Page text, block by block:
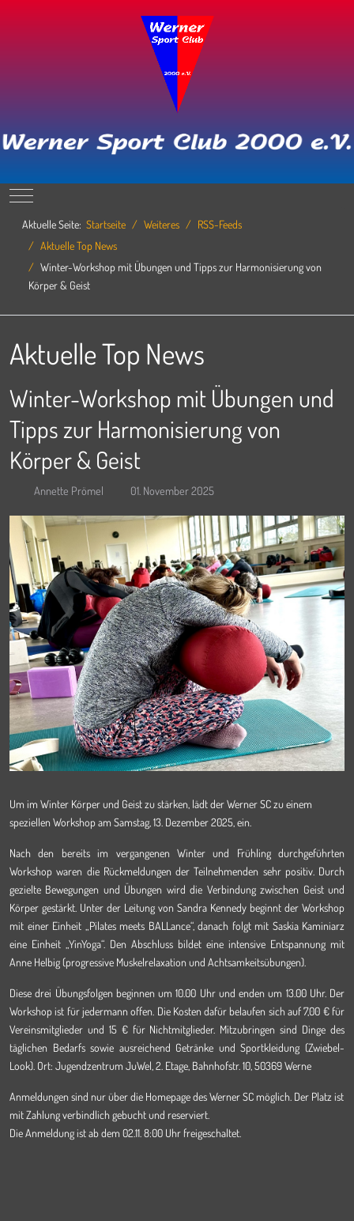
Mobile Menu Toggle
Aktuelle Seite: Startseite Weiteres
RSS-Feeds
Aktuelle Top News
Winter-Workshop mit Übungen und Tipps zur Harmonisierung von
Körper & Geist
Aktuelle Top News
Winter-Workshop mit Übungen und
Tipps zur Harmonisierung von
Körper & Geist
Annette Prömel 01. November 2025
Um im Winter Körper und Geist zu stärken, lädt der Werner SC zu einem
speziellen Workshop am Samstag, 13. Dezember 2025, ein.
Nach den bereits im vergangenen Winter und Frühling durchgeführten
Workshop waren die Rückmeldungen der Teilnehmenden sehr positiv. Durch
gezielte Bewegungen und Übungen wird die Verbindung zwischen Geist und
Körper gestärkt. Unter der Leitung von Sandra Kennedy beginnt der Workshop
mit einer Einheit „Pilates meets BALLance“, danach folgt mit Saskia Kaminiarz
eine Einheit „YinYoga“. Den Abschluss bildet eine intensive Entspannung mit
Anne Helbig (progressive Muskelrelaxation und Achtsamkeitsübungen).
Diese drei Übungsfolgen beginnen um 10.00 Uhr und enden um 13.00 Uhr. Der
Workshop ist für jedermann offen. Die Kosten dafür belaufen sich auf 7,00 € für
Vereinsmitglieder und 15 € für Nichtmitglieder. Mitzubringen sind Dinge des
täglichen Bedarfs sowie ausreichend Getränke und Sportkleidung (Zwiebel-
Look). Ort: Jugendzentrum JuWel, 2. Etage, Bahnhofstr. 10, 50369 Werne
Anmeldungen sind nur über die Homepage des Werner SC möglich. Der Platz ist
mit Zahlung verbindlich gebucht und reserviert.
Die Anmeldung ist ab dem 02.11. 8:00 Uhr freigeschaltet.